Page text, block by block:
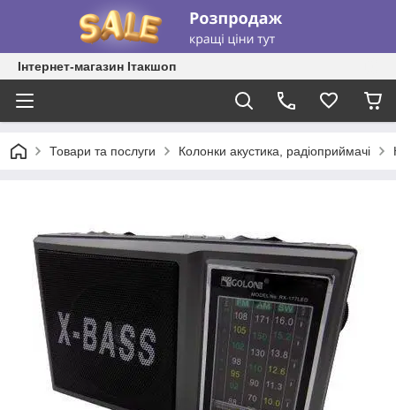
Інтернет-магазин Ітакшоп
Товари та послуги Колонки акустика, радіоприймачі